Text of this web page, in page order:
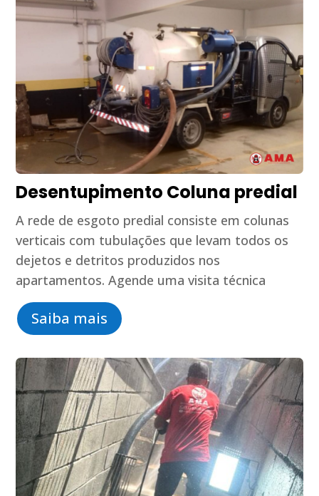
Desentupimento Coluna predial
A rede de esgoto predial consiste em colunas
verticais com tubulações que levam todos os
dejetos e detritos produzidos nos
apartamentos. Agende uma visita técnica
Saiba mais